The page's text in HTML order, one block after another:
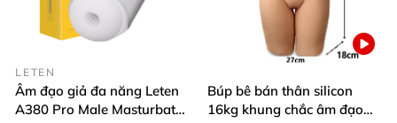
LETEN
Âm đạo giả đa năng Leten
A380 Pro Male Masturbator
Búp bê bán thân silicon
16kg khung chắc âm đạo